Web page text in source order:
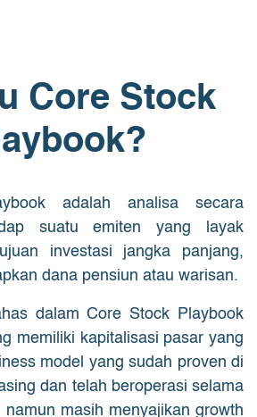
Core Stock
adalah analisa secara
suatu emiten yang layak
investasi jangka panjang,
dana pensiun atau warisan.
dalam Core Stock Playbook
memiliki kapitalisasi pasar yang
model yang sudah proven di
dan telah beroperasi selama
namun masih menyajikan growth